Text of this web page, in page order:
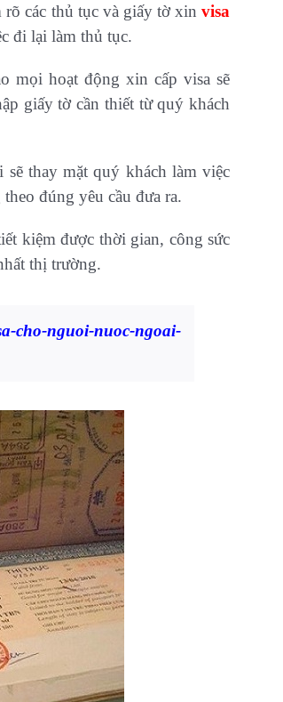
rõ các thủ tục và giấy tờ xinvisa
đi lại làm thủ tục.
mọi hoạt động xin cấp visa sẽ
giấy tờ cần thiết từ quý khách
thay mặt quý khách làm việc
đúng yêu cầu đưa ra.
kiệm được thời gian, công sức
thị trường.
cho-nguoi-nuoc-ngoai-